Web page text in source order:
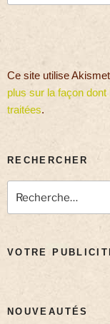
Ce site utilise
plus sur la façon
traitées.
RECHERCHER
VOTRE
NOUVEAUTÉS